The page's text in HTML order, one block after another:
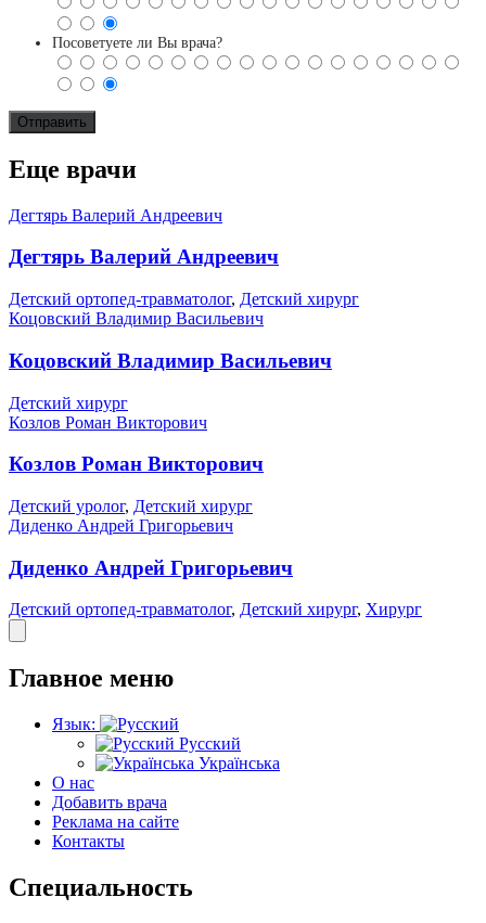
Посоветуете ли Вы врача?
Еще врачи
Дегтярь Валерий Андреевич
Дегтярь Валерий Андреевич
Детский ортопед-травматолог, Детский хирург
Коцовский Владимир Васильевич
Коцовский Владимир Васильевич
Детский хирург
Козлов Роман Викторович
Козлов Роман Викторович
Детский уролог, Детский хирург
Диденко Андрей Григорьевич
Диденко Андрей Григорьевич
Детский ортопед-травматолог, Детский хирург, Хирург
Главное меню
Язык:
Русский
Українська
О нас
Добавить врача
Реклама на сайте
Контакты
Специальность